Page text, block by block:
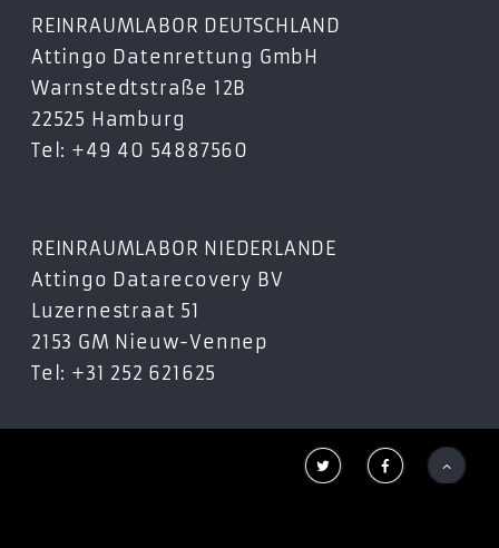
REINRAUMLABOR DEUTSCHLAND
Attingo Datenrettung GmbH
Warnstedtstraße 12B
22525 Hamburg
Tel: +49 40 54887560
REINRAUMLABOR NIEDERLANDE
Attingo Datarecovery BV
Luzernestraat 51
2153 GM Nieuw-Vennep
Tel: +31 252 621625
  